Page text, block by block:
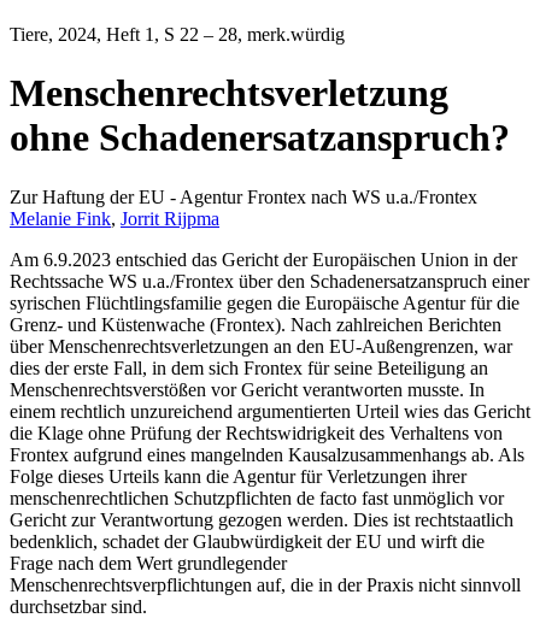
Tiere, 2024, Heft 1, S 22 – 28, merk.würdig
Menschenrechtsverletzung
ohne Schadenersatzanspruch?
Zur Haftung der EU - Agentur Frontex nach WS u.a./Frontex
Melanie Fink, Jorrit Rijpma
Am 6.9.2023 entschied das Gericht der Europäischen Union in der
Rechtssache WS u.a./Frontex über den Schadenersatzanspruch einer
syrischen Flüchtlingsfamilie gegen die Europäische Agentur für die
Grenz- und Küstenwache (Frontex). Nach zahlreichen Berichten
über Menschenrechtsverletzungen an den EU-Außengrenzen, war
dies der erste Fall, in dem sich Frontex für seine Beteiligung an
Menschenrechtsverstößen vor Gericht verantworten musste. In
einem rechtlich unzureichend argumentierten Urteil wies das Gericht
die Klage ohne Prüfung der Rechtswidrigkeit des Verhaltens von
Frontex aufgrund eines mangelnden Kausalzusammenhangs ab. Als
Folge dieses Urteils kann die Agentur für Verletzungen ihrer
menschenrechtlichen Schutzpflichten de facto fast unmöglich vor
Gericht zur Verantwortung gezogen werden. Dies ist rechtstaatlich
bedenklich, schadet der Glaubwürdigkeit der EU und wirft die
Frage nach dem Wert grundlegender
Menschenrechtsverpflichtungen auf, die in der Praxis nicht sinnvoll
durchsetzbar sind.